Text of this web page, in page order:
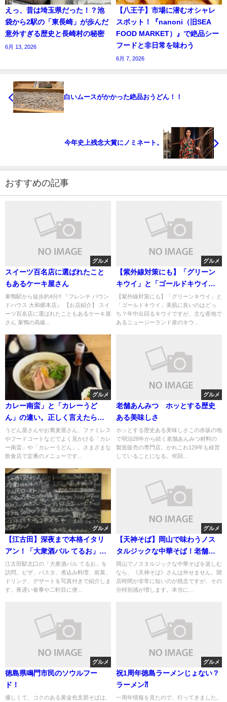
えっ、昔は埼玉県だった！？池
袋から2駅の「東長崎」が歩んだ
意外すぎる歴史と長崎村の秘密
6月 13, 2026
【八王子】市場に潜むオシャレ
スポット！『nanoni（旧SEA
FOOD MARKET）』で絶品シー
フードと非日常を味わう
6月 7, 2026
白いムースがかかった絶品おうどん！！
今年史上残念大賞にノミネート。
おすすめの記事
グルメ
スイーツ百名店に選ばれたこと
もあるケーキ屋さん
巣鴨駅から徒歩約4分!! 『フレンチ パウン
ドハウス 大和郷本店』 【お店紹介】 スイ
ーツ百名店に選ばれたこともあるケーキ屋
さん 巣鴨の高級...
グルメ
【紫外線対策にも】「グリーン
キウイ」と「ゴールドキウイ」
美肌に良いのはどっち？
【紫外線対策にも】「グリーンキウイ」と
「ゴールドキウイ」美肌に良いのはどっ
ち？年中出回るキウイですが、主な産地で
あるニュージーランド産のキウ...
グルメ
カレー南蛮」と「カレーうど
ん」の違い。正しく言えたら天
才！
うどん屋さんやお蕎麦屋さん、ファミレス
やフードコートなどでよく見かける「カレ
ー南蛮」や「カレーうどん」。さまざまな
飲食店で定番のメニューです...
グルメ
老舗あんみつ ホッとする歴史
ある美味しさ
ホッとする歴史ある美味しさこの赤坂の地
で明治28年から続く老舗あんみつ材料の
製造販売の専門店。かれこれ129年も経営
していることになる。何回...
グルメ
【江古田】深夜まで本格イタリ
アン！「大衆酒バル てるお」の
手作りピザと煮込み料理が絶品
江古田駅北口の「大衆酒バル てるお」を
訪問。ピザ、パスタ、煮込み料理、前菜、
ドリンク、デザートを写真付きで紹介しま
す。夜遅い食事や二軒目に便...
グルメ
【天神そば】岡山で味わうノス
タルジックな中華そば！老舗の
魅力
岡山でノスタルジックな中華そばを楽しむ
なら、《天神そば》さんは外せません。開
店時間が非常に短いのが残念ですが、その
分特別感が増します。本当に...
グルメ
徳島県鳴門市民のソウルフー
ド！
優しくて、コクのある黄金色支那そばは、
グルメ
祝1周年徳島ラーメンじょない？
ラーメン⁈
一周年情報を見たので、行ってきました。